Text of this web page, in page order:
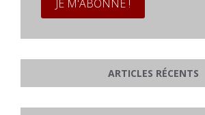
ARTICLES RÉCENTS